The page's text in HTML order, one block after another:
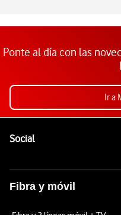
Ponte al día con las
Ir a
SocialEnlaces a las redes
Fibra y móvil